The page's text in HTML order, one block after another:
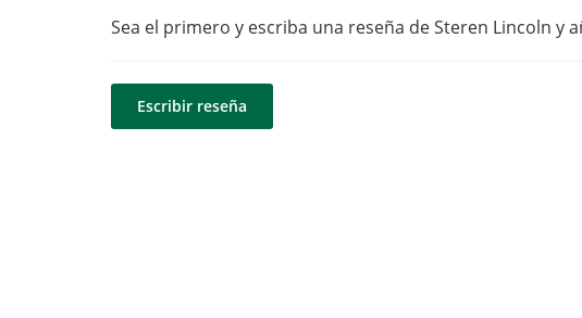
Sea el primero y escriba una reseña de Steren Lincoln y
Escribir reseña